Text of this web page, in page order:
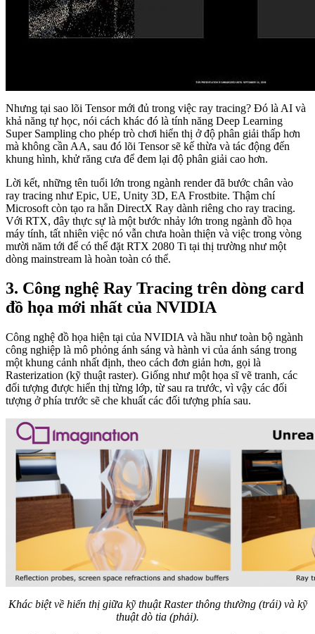
Nhưng tại sao lõi Tensor mới đủ trong việc ray tracing? Đó là AI và
khả năng tự học, nói cách khác đó là tính năng Deep Learning
Super Sampling cho phép trò chơi hiển thị ở độ phân giải thấp hơn
mà không cần AA, sau đó lõi Tensor sẽ kế thừa và tác động đến
khung hình, khử răng cưa để đem lại độ phân giải cao hơn.
Lời kết, những tên tuổi lớn trong ngành render đã bước chân vào
ray tracing như Epic, UE, Unity 3D, EA Frostbite. Thậm chí
Microsoft còn tạo ra hẳn DirectX Ray dành riêng cho ray tracing.
Với RTX, đây thực sự là một bước nhảy lớn trong ngành đồ họa
máy tính, tất nhiên việc nó vẫn chưa hoàn thiện và việc trong vòng
mười năm tới để có thể đặt RTX 2080 Ti tại thị trường như một
dòng mainstream là hoàn toàn có thể.
3. Công nghệ Ray Tracing trên dòng card
đồ họa mới nhất của NVIDIA
Công nghệ đồ họa hiện tại của NVIDIA và hầu như toàn bộ ngành
công nghiệp là mô phỏng ánh sáng và hành vi của ánh sáng trong
một khung cảnh nhất định, theo cách đơn giản hơn, gọi là
Rasterization (kỹ thuật raster). Giống như một họa sĩ vẽ tranh, các
đối tượng được hiển thị từng lớp, từ sau ra trước, vì vậy các đối
tượng ở phía trước sẽ che khuất các đối tượng phía sau.
Khác biệt về hiển thị giữa kỹ thuật Raster thông thường (trái) và kỹ
thuật dò tia (phải).